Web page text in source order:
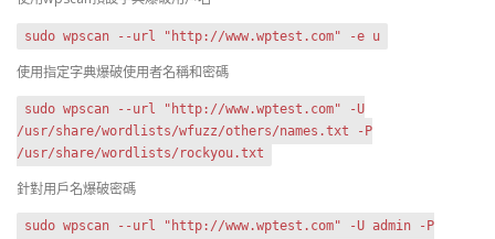
sudo wpscan --url "http://www.wptest.com" -e u
使用指定字典爆破使用者名稱和密碼
sudo wpscan --url "http://www.wptest.com" -U
/usr/share/wordlists/wfuzz/others/names.txt -P
/usr/share/wordlists/rockyou.txt
針對用戶名爆破密碼
sudo wpscan --url "http://www.wptest.com" -U admin -P